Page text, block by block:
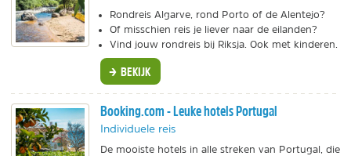
Rondreis Algarve, rond Porto of de Alentejo?
Of misschien reis je liever naar de eilanden?
Vind jouw rondreis bij Riksja. Ook met kinderen.
BEKIJK
Booking.com - Leuke hotels Portugal
Individuele reis
De mooiste hotels in alle streken van Portugal, die